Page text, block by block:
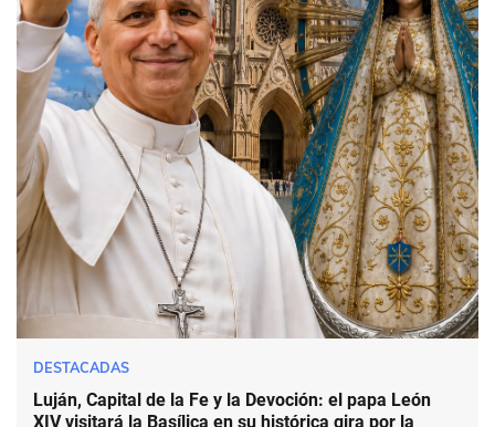
DESTACADAS
Luján, Capital de la Fe y la Devoción: el papa León
XIV visitará la Basílica en su histórica gira por la